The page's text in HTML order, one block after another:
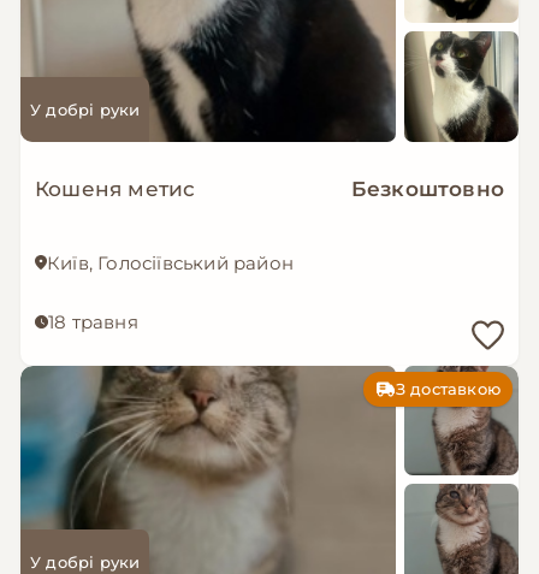
У добрі руки
Кошеня метис Безкоштовно
Київ, Голосіївський район
18 травня
З доставкою
У добрі руки